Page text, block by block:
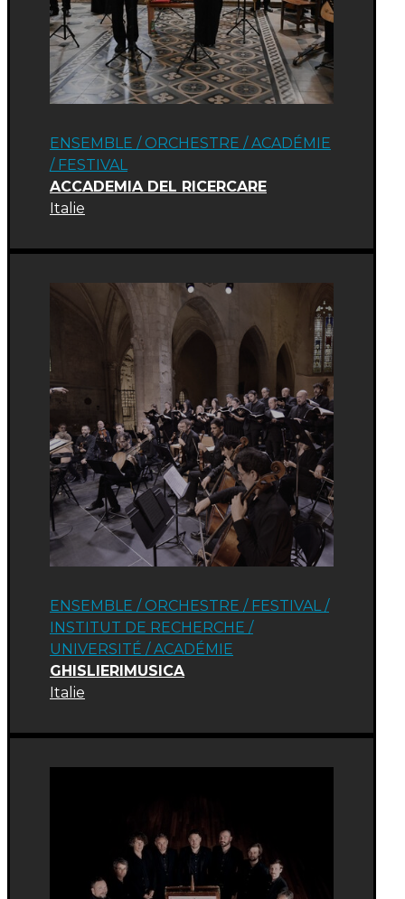
ENSEMBLE / ORCHESTRE /ACADÉMIE
/ FESTIVAL
ACCADEMIA DEL RICERCARE
Italie
ENSEMBLE / ORCHESTRE / FESTIVAL /
INSTITUT DE RECHERCHE /
UNIVERSITÉ /ACADÉMIE
GHISLIERIMUSICA
Italie